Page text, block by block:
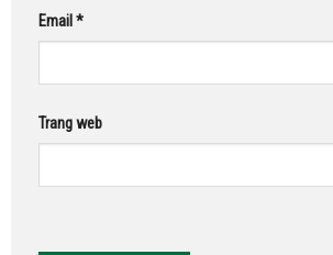
Email *
Trang web